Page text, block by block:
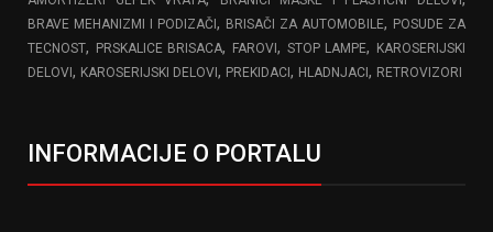
BRAVE MEHANIZMI I PODIZAČI , BRISAČI ZA AUTOMOBILE, POSUDE ZA
TECNOST, PRSKALICE BRISACA, FAROVI, STOP LAMPE,
KAROSERIJSKI
DELOVI , KAROSERIJSKI DELOVI , PREKIDACI , HLADNJACI , RETROVIZORI
INFORMACIJE O PORTALU